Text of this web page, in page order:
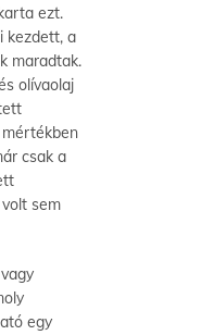
ezt.
kezdett, a
maradtak.
olívaolaj
csak a
sem
egy